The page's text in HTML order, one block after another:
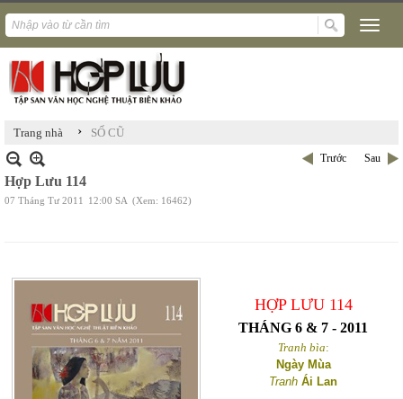
Trang nhà › SỐ CŨ
Trước Sau
Hợp Lưu 114
07 Tháng Tư 2011 12:00 SA (Xem: 16462)
HỢP LƯU 114
THÁNG 6 & 7 - 2011
Tranh bìa:
Ngày Mùa
Tranh Ái Lan